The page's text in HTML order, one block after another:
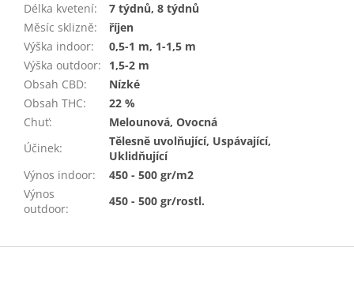
Délka kvetení:
7 týdnů, 8 týdnů
Měsíc sklizně:
říjen
Výška indoor:
0,5-1 m, 1-1,5 m
Výška outdoor:
1,5-2 m
Obsah CBD:
Nízké
Obsah THC:
22 %
Chuť:
Melounová, Ovocná
Účinek:
Tělesně uvolňující, Uspávající,
Uklidňující
Výnos indoor:
450 - 500 gr/m2
Výnos
outdoor:
450 - 500 gr/rostl.
Z